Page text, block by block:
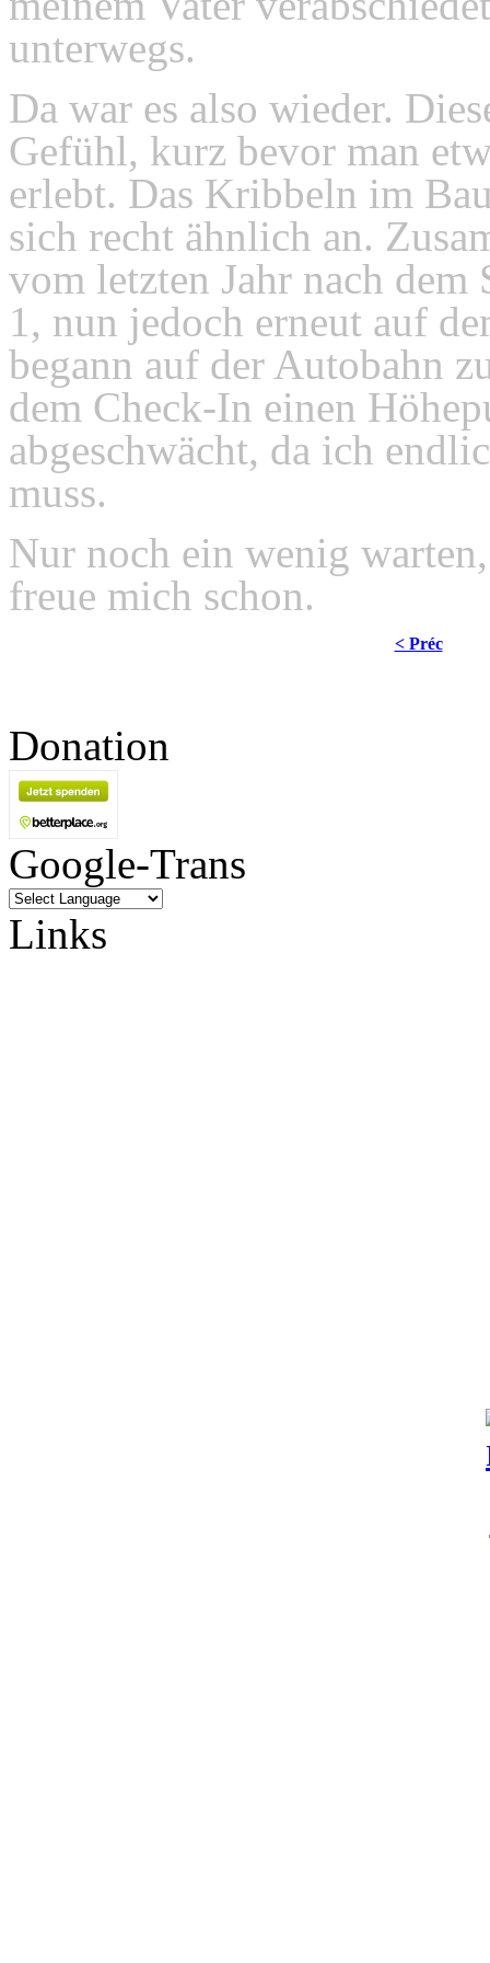
unterwegs.
Da war es also wieder.
Gefühl, kurz bevor man
erlebt. Das Kribbeln im
sich recht ähnlich an.
vom letzten Jahr nach
1, nun jedoch erneut auf
begann auf der Autobahn
dem Check-In einen
abgeschwächt, da ich
muss.
Nur noch ein wenig
freue mich schon.
< Préc
Donation
Google-Trans
Links